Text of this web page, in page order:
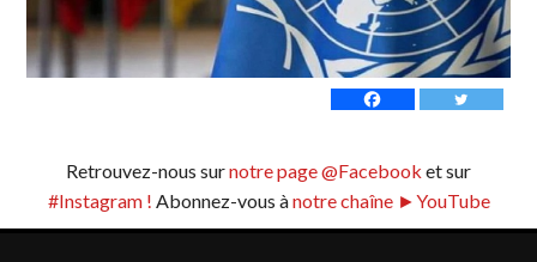
Retrouvez-nous surnotre page @Facebook et sur
#Instagram ! Abonnez-vous ànotre chaîne ►YouTube